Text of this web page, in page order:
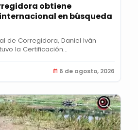
obtiene
en búsqueda
de Corregidora, Daniel Iván
la Certificación...
6 de agosto, 2026